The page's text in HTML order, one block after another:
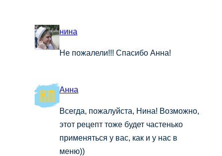
нина
Не пожалели!!! Спасибо Анна!
Анна
Всегда, пожалуйста, Нина! Возможно,
этот рецепт тоже будет частенько
применяться у вас, как и у нас в
меню))